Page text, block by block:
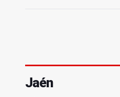
Jaén